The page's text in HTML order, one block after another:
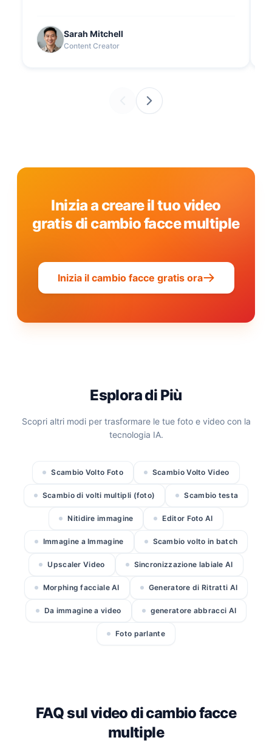
Sarah Mitchell
Content Creator
Inizia a creare il tuo video
gratis di cambio facce multiple
Inizia il cambio facce gratis ora
Esplora di Più
Scopri altri modi per trasformare le tue foto e video con la
tecnologia IA.
Scambio Volto Foto Scambio Volto Video
Scambio di volti multipli (foto) Scambio testa
Nitidire immagine Editor Foto AI
Immagine a Immagine Scambio volto in batch
Upscaler Video Sincronizzazione labiale AI
Morphing facciale AI Generatore di Ritratti AI
Da immagine a video generatore abbracci AI
Foto parlante
FAQ sul video di cambio facce
multiple